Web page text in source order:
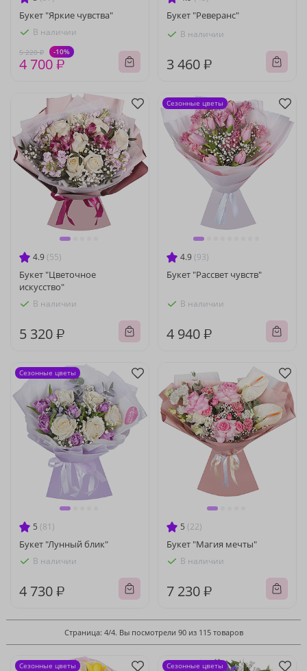
Букет "Яркие чувства"
В наличии
5 220 ₽ -10%
4 700 ₽
Букет "Реверанс"
В наличии
3 460 ₽
4.9 (55)
Букет "Цветочное
искусство"
В наличии
5 320 ₽
4.9 (93)
Букет "Рассвет чувств"
В наличии
4 940 ₽
Сезонные цветы
5 (81)
Букет "Лунный блик"
В наличии
4 730 ₽
Сезонные цветы
5 (22)
Букет "Магия мечты"
В наличии
7 230 ₽
Страница: 4/4. Вы посмотрели 90 из 115 товаров
Сезонные цветы Сезонные цветы